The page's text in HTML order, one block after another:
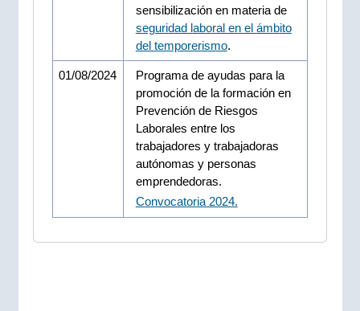
sensibilización en materia de
seguridad laboral en el ámbito
del temporerismo.
01/08/2024
Programa de ayudas para la
promoción de la formación en
Prevención de Riesgos
Laborales entre los
trabajadores y trabajadoras
autónomas y personas
emprendedoras.
Convocatoria 2024.